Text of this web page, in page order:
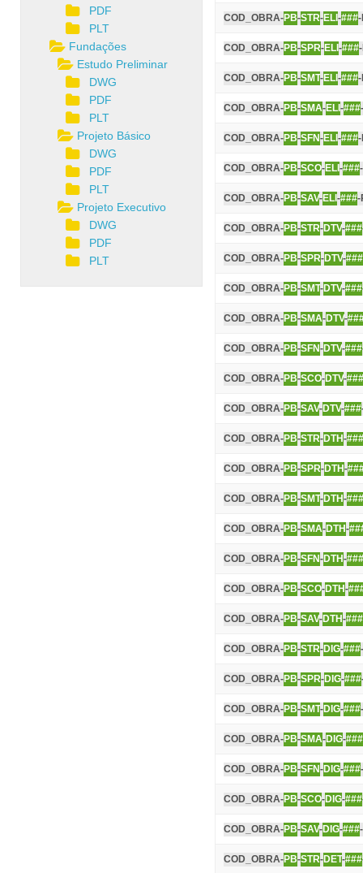
COD_OBRA-PB-STR-ELI -###
COD_OBRA-PB-SPR-ELI -###
COD_OBRA-PB-SMT-ELI -###
COD_OBRA-PB-SMA-ELI -###
COD_OBRA-PB-SFN-ELI -###
COD_OBRA-PB-SCO-ELI -###
COD_OBRA-PB-SAV-ELI -###-
COD_OBRA-PB-STR-DTV-###
COD_OBRA-PB-SPR-DTV-###
COD_OBRA-PB-SMT-DTV-###
COD_OBRA-PB-SMA-DTV-
COD_OBRA-PB-SFN-DTV-###
COD_OBRA-PB-SCO-DTV-###
COD_OBRA-PB-SAV-DTV-###
COD_OBRA-PB-STR-DTH-###
COD_OBRA-PB-SPR-DTH-
COD_OBRA-PB-SMT-DTH-###
COD_OBRA-PB-SMA-DTH-
COD_OBRA-PB-SFN-DTH-###
COD_OBRA-PB-SCO-DTH-
COD_OBRA-PB-SAV-DTH-###
COD_OBRA-PB-STR-DIG-###
COD_OBRA-PB-SPR-DIG-###
COD_OBRA-PB-SMT-DIG-###
COD_OBRA-PB-SMA-DIG-###
COD_OBRA-PB-SFN-DIG-###
COD_OBRA-PB-SCO-DIG-###
COD_OBRA-PB-SAV-DIG-###
COD_OBRA-PB-STR-DET-###
PDF
PLT
Fundações
Estudo Preliminar
DWG
PDF
PLT
Projeto Básico
DWG
PDF
PLT
Projeto Executivo
DWG
PDF
PLT